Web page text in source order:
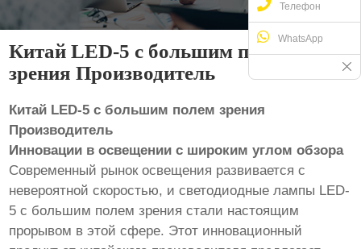
Китай LED-5 с большим полем
зрения Производитель
Китай LED-5 с большим полем зрения
Производитель
Инновации в освещении с широким углом обзора
Современный рынок освещения развивается с
невероятной скоростью, и светодиодные лампы LED-
5 с большим полем зрения стали настоящим
прорывом в этой сфере. Этот инновационный
Телефон
WhatsApp